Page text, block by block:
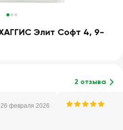
Элит Софт 4, 9-
2 отзыва
26 февраля 2026